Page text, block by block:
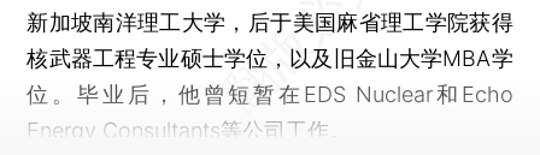
新加坡南洋理工大学，后于美国麻省理工学院获得
核武器工程专业硕士学位，以及旧金山大学MBA学
位。毕业后，他曾短暂在EDS Nuclear和Echo
Energy Consultants等公司工作。